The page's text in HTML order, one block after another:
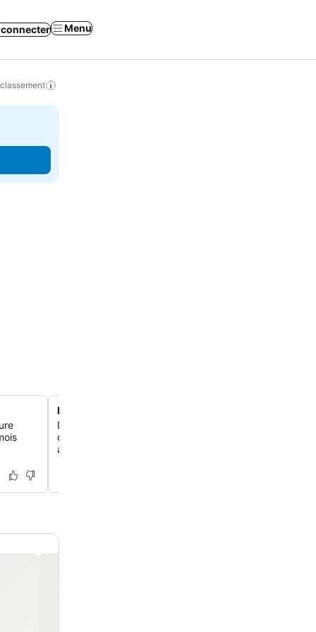
connecter Menu
Hospitalité familiale
Découvre un service personnalisé et une attention
des propriétaires dévoués, assurant un séjour
accueillant.